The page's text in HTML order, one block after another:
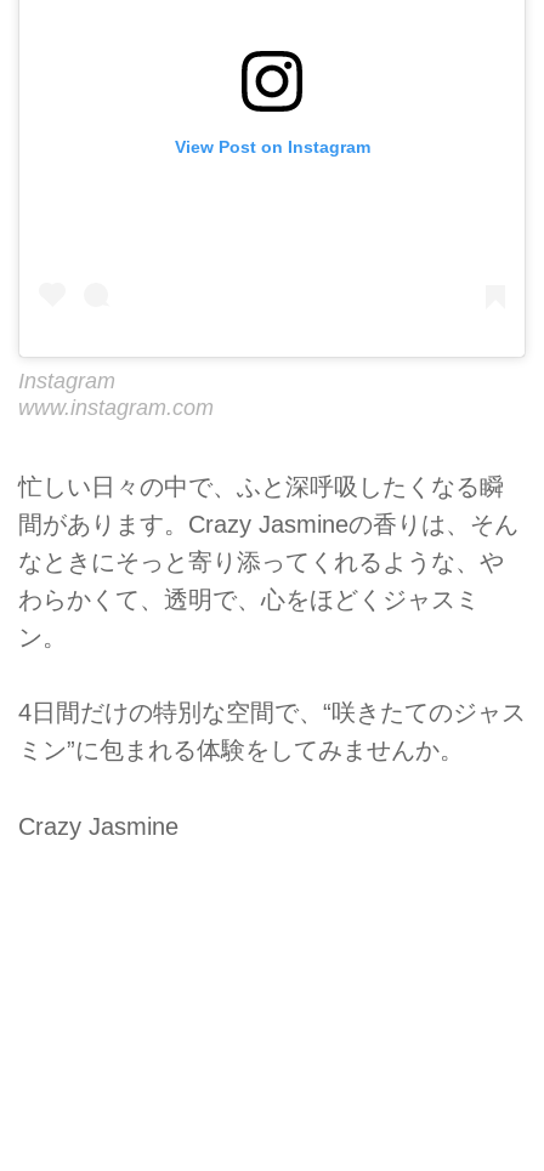
View Post on Instagram
Instagram
www.instagram.com
忙しい日々の中で、ふと深呼吸したくなる瞬
間があります。Crazy Jasmineの香りは、そん
なときにそっと寄り添ってくれるような、や
わらかくて、透明で、心をほどくジャスミ
ン。
4日間だけの特別な空間で、“咲きたてのジャス
ミン”に包まれる体験をしてみませんか。
Crazy Jasmine